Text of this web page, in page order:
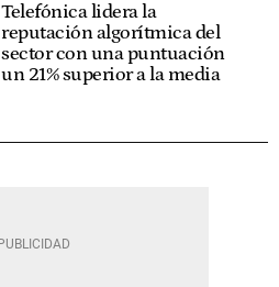
Telefónica lidera la
reputación algorítmica del
sector con una puntuación
un 21% superior a la media